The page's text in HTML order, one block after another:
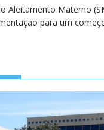
Aleitamento Materno
para um